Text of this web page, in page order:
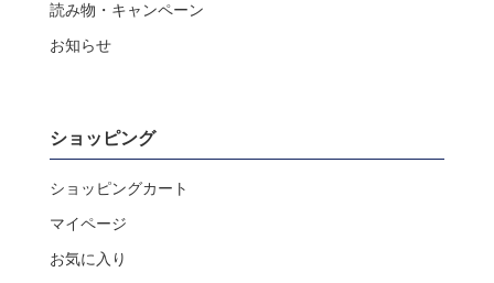
読み物・キャンペーン
お知らせ
ショッピング
ショッピングカート
マイページ
お気に入り